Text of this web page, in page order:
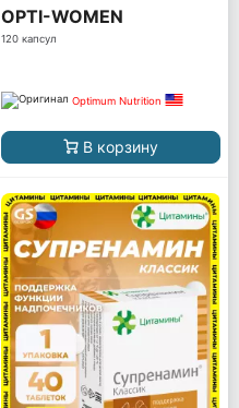
OPTI-WOMEN
120 капсул
Optimum Nutrition
В корзину